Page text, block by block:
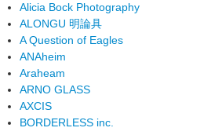
Alicia Bock Photography
ALONGU 明論具
A Question of Eagles
ANAheim
Araheam
ARNO GLASS
AXCIS
BORDERLESS inc.